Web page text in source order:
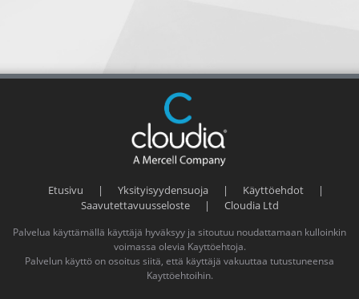
Etusivu | Yksityisyydensuoja | Käyttöehdot
|
Saavutettavuusseloste
| Cloudia Ltd
Palvelua käyttämällä käyttäjä hyväksyy ja sitoutuu noudattamaan kulloinkin
voimassa olevia Kayttöehtoja.
Palvelun käyttö on osoitus siitä, että käyttäjä vakuuttaa tutustuneensa
Kayttöehtoihin.